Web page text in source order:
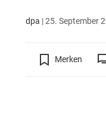
dpa |25. September
Merken